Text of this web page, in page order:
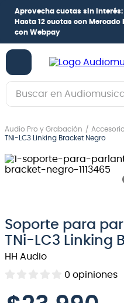
Aprovecha cuotas sin interés:
Hasta 12 cuotas con Mercado
con Webpay
Buscar en
Audio Pro y Grabación
TNi-LC3 Linking Bracket Negro
Soporte para
TNi-LC3 Linking
HH Audio
0 opiniones
1.
guitarra electrica
2.
bajo
guitarra electroacústica
5 .
pioneerdj
6 .
guitarra
7.
bateria